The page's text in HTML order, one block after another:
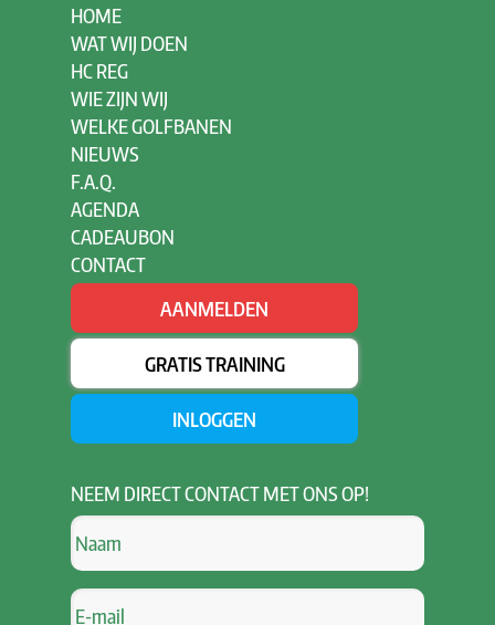
HOME
WAT WIJ DOEN
HC REG
WIE ZIJN WIJ
WELKE GOLFBANEN
NIEUWS
F.A.Q.
AGENDA
CADEAUBON
CONTACT
AANMELDEN
GRATIS TRAINING
INLOGGEN
NEEM DIRECT CONTACT MET ONS OP!